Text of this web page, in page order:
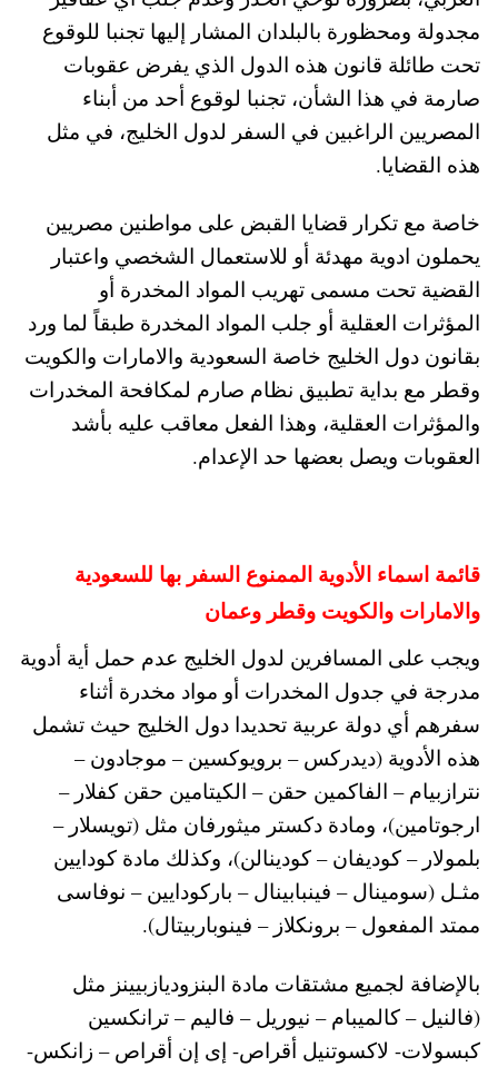
مجدولة ومحظورة بالبلدان المشار إليها تجنبا للوقوع
تحت طائلة قانون هذه الدول الذي يفرض عقوبات
صارمة في هذا الشأن، تجنبا لوقوع أحد من أبناء
المصريين الراغبين في السفر لدول الخليج، في مثل
هذه القضايا.
خاصة مع تكرار قضايا القبض على مواطنين مصريين
يحملون ادوية مهدئة أو للاستعمال الشخصي واعتبار
القضية تحت مسمى تهريب المواد المخدرة أو
المؤثرات العقلية أو جلب المواد المخدرة طبقاً لما ورد
بقانون دول الخليج خاصة السعودية والامارات والكويت
وقطر مع بداية تطبيق نظام صارم لمكافحة المخدرات
والمؤثرات العقلية، وهذا الفعل معاقب عليه بأشد
العقوبات ويصل بعضها حد الإعدام.
قائمة اسماء الأدوية الممنوع السفر بها للسعودية
والامارات والكويت وقطر وعمان
ويجب على المسافرين لدول الخليج عدم حمل أية أدوية
مدرجة في جدول المخدرات أو مواد مخدرة أثناء
سفرهم أي دولة عربية تحديدا دول الخليج حيث تشمل
هذه الأدوية (ديدركس – برويوكسين – موجادون –
نترازبيام – الفاكمين حقن – الكيتامين حقن كفلار –
ارجوتامين)، ومادة دكستر ميثورفان مثل (تويسلار –
بلمولار – كوديفان – كودينالن)، وكذلك مادة كودايين
مثـل (سومينال – فينبابينال – باركودايين – نوفاسى
ممتد المفعول – برونكلاز – فينوباربيتال).
بالإضافة لجميع مشتقات مادة البنزوديازبيينز مثل
(فالنيل – كالميبام – نيوريل – فاليم – ترانكسين
كبسولات- لاكسوتنيل أقراص- إى إن أقراص – زانكس-